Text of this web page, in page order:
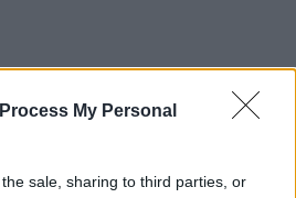
My Personal
sale, sharing to third parties, or